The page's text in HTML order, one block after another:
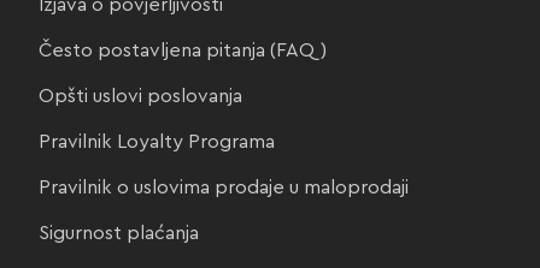
Izjava o povjerljivosti
Često postavljena pitanja (FAQ)
Opšti uslovi poslovanja
Pravilnik Loyalty Programa
Pravilnik o uslovima prodaje u maloprodaji
Sigurnost plaćanja